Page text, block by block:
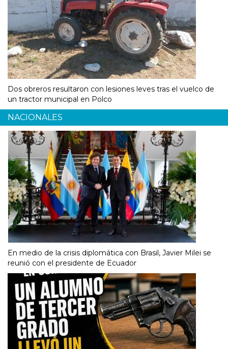
Dos obreros resultaron con lesiones leves tras el vuelco de
un tractor municipal en Polco
NACIONALES
En medio de la crisis diplomática con Brasil, Javier Milei se
reunió con el presidente de Ecuador